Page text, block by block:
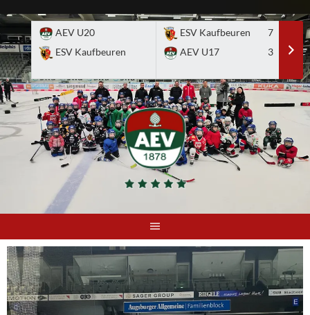
to
content
AEV U20
ESV Kaufbeuren
ESV Kaufbeuren
7
AEV U17
3